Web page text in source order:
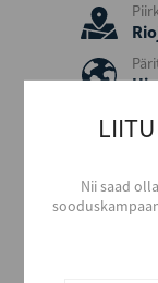
Nii saad